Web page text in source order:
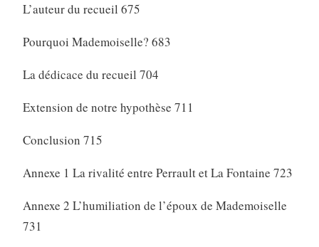
L’auteur du recueil 675
Pourquoi Mademoiselle? 683
La dédicace du recueil 704
Extension de notre hypothèse 711
Conclusion 715
Annexe 1 La rivalité entre Perrault et La Fontaine 723
Annexe 2 L’humiliation de l’époux de Mademoiselle
731